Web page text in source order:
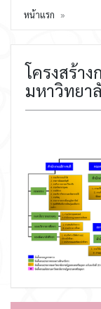
หน้าแรก
โครงสร้า
มหาวิทยา